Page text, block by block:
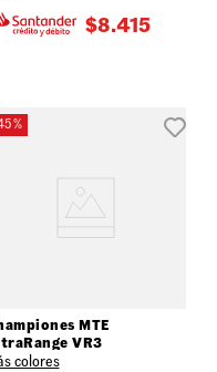
$8.415
%
MTE
VR3
colores